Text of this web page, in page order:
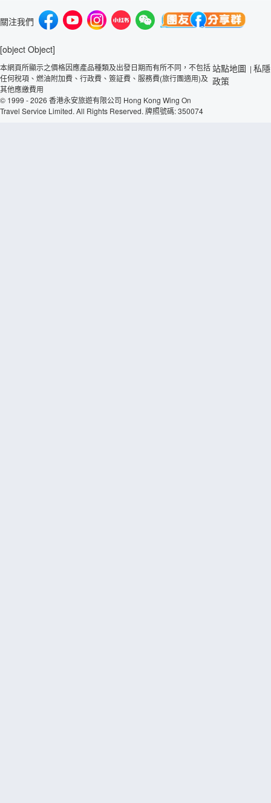
關注我們
[object Object]
本網頁所顯示之價格因應產品種類及出發日期而有所不同，不包括
任何稅項、燃油附加費、行政費、簽証費、服務費(旅行團適用)及
其他應繳費用
© 1999 - 2026 香港永安旅遊有限公司 Hong Kong Wing On
Travel Service Limited. All Rights Reserved. 牌照號碼: 350074
站點地圖 | 私隱
政策